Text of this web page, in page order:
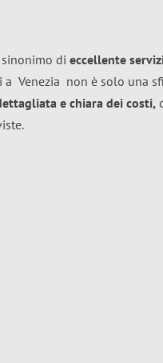
di eccellente
a Venezia non è solo una
e chiara dei costi,